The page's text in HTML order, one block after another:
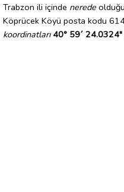
Trabzon ili içinde nerede
Köprücek Köyü posta kodu
koordinatları 40° 59´